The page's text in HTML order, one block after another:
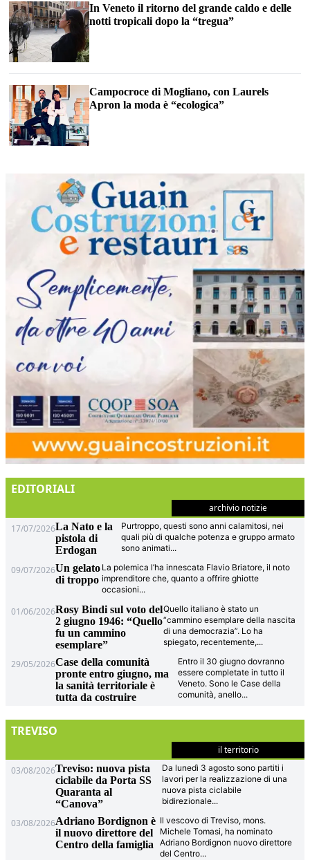
In Veneto il ritorno del grande caldo e delle
notti tropicali dopo la “tregua”
Campocroce di Mogliano, con Laurels
Apron la moda è “ecologica”
EDITORIALI
archivio notizie
17/07/2026La Nato e la
pistola di
Erdogan
Purtroppo, questi sono anni calamitosi, nei
quali più di qualche potenza e gruppo armato
sono animati...
09/07/2026Un gelato
di troppo
La polemica l’ha innescata Flavio Briatore, il noto
imprenditore che, quanto a offrire ghiotte
occasioni...
01/06/2026Rosy Bindi sul voto del
2 giugno 1946: “Quello
fu un cammino
esemplare”
Quello italiano è stato un
“cammino esemplare della nascita
di una democrazia”. Lo ha
spiegato, recentemente,...
29/05/2026Case della comunità
pronte entro giugno, ma
la sanità territoriale è
tutta da costruire
Entro il 30 giugno dovranno
essere completate in tutto il
Veneto. Sono le Case della
comunità, anello...
TREVISO
il territorio
03/08/2026Treviso: nuova pista
ciclabile da Porta SS
Quaranta al
“Canova”
Da lunedì 3 agosto sono partiti i
lavori per la realizzazione di una
nuova pista ciclabile
bidirezionale...
03/08/2026Adriano Bordignon è
il nuovo direttore del
Centro della famiglia
Il vescovo di Treviso, mons.
Michele Tomasi, ha nominato
Adriano Bordignon nuovo direttore
del Centro...